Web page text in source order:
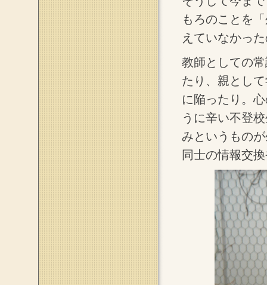
もろのことを
えていなかっ
教師としての
たり、親とし
に陥ったり。
うに辛い不登
みというもの
同士の情報交